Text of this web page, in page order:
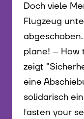
Doch viele
Flugzeug
plane! –
zeigt
eine
solidarisch
fasten your